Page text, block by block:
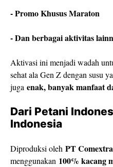
- Promo Khusus Maraton
- Dan berbagai aktivitas
Aktivasi ini menjadi wadah
sehat ala Gen Z dengan susu
juga enak, banyak manfaat
Dari Petani
Indonesia
Diproduksi oleh PT
menggunakan 100% kacang